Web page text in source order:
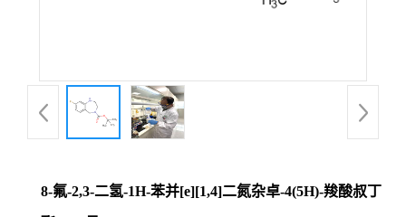
厅8-氟-2,3-二氢-1H-苯并[e][1,4]二氮杂卓-4(5H)-羧酸叔丁